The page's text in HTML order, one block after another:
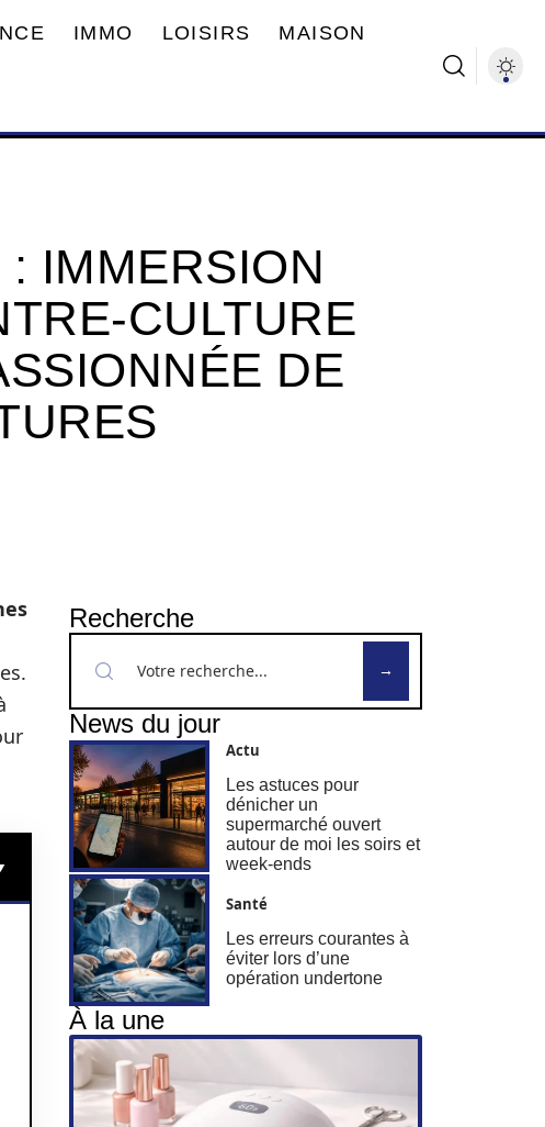
IMMO LOISIRS MAISON
IMMERSION
CULTURE
DE
Recherche
News du jour
Actu
Les astuces pour
dénicher un
supermarché ouvert
autour de moi les soirs et
week-ends
Santé
Les erreurs courantes à
éviter lors d’une
opération undertone
À la une